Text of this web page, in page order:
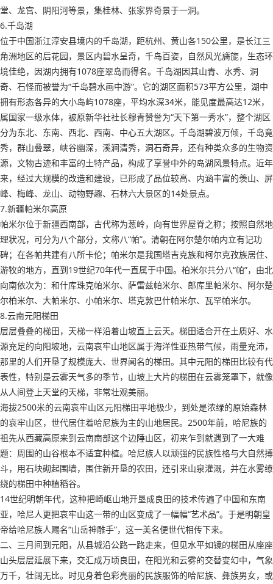
堂、龙宫、阴阳河等景，集桂林、张家界奇景于一洞。
6.千岛湖
位于中国浙江淳安县境内的千岛湖，距杭州、黄山各150公里，是长江三
角洲地区的后花园，景区内碧水呈奇，千岛百姿，自然风光旖旎，生态环
境佳绝，因湖内拥有1078座翠岛而得名。千岛湖因其山青、水秀、洞
奇、石怪而被誉为“千岛碧水画中游”。它的湖区面积573平方公里，湖中
拥有形态各异的大小岛屿1078座，平均水深34米，能见度最高达12米，
属国家一级水体，被原新华社社长穆青赞誉为“天下第一秀水”，整个湖区
分为东北、东南、西北、西南、中心五大湖区。千岛湖碧波万倾，千岛竟
秀，群山叠翠，峡谷幽深，溪涧清秀，洞石奇异，还有种类众多的生物资
源，文物古迹和丰富的土特产品，构成了享誉中外的岛湖风景特点。近年
来，经过大规模的改造和建设，已形成了品位较高、内涵丰富的羡山、屏
峰、梅峰、龙山、动物野趣、石林六大景区的14处景点。
7.新疆帕米尔高原
帕米尔位于新疆西南部，古代称为葱岭，向有世界屋脊之称；按照自然地
理状况，可分为八个部分，文称八“帕”。清朝在阿尔楚尔帕内立有记功
碑；在各帕共建有八所卡伦；帕米尔是我国塔吉克族和柯尔克孜族居住、
游牧的地方，直到19世纪70年代一直属于中国。柏米尔共分八“帕”，由北
向南依次为：和什库珠克帕米尔、萨雷兹帕米尔、郎库里帕米尔、阿尔楚
尔柏米尔、大帕米尔、小帕米尔、塔克敦巴什帕米尔、瓦罕帕米尔。
8.云南元阳梯田
层层叠叠的梯田，天梯一样沿着山坡直上云天。梯田适合开在土质好、水
源充足的向阳坡地，云南哀牢山地区属于海洋性亚热带气候，雨量充沛，
那里的人们开垦了规模庞大、世界闻名的梯田。其中元阳的梯田比较有代
表性，特别是云雾天气多的季节，山坡上大片的梯田在云雾笼罩下，就像
从人间登上天堂的天梯，非常壮观美丽。
海拔2500米的云南哀牢山区元阳梯田平地极少，到处是浓绿的原始森林
的哀牢山区，世代居住着哈尼族为主的山地居民。2500年前，哈尼族的
祖先从西藏高原来到云南南部这个边陲山区，初来乍到就遇到了一大难
题：周围的山谷根本不适宜种植。哈尼族人以顽强的民族性格与大自然搏
斗，用石块砌起围墙，围住新开垦的农田，还引来山泉灌溉，并在水雾缭
绕的梯田中种植稻谷。
14世纪明朝年代，这种把崎岖山地开垦成良田的技术传遍了中国和东南
亚，哈尼人更把哀牢山这一带的山区变成了一幅幅“艺术品”。于是明朝皇
帝给哈尼族人赐名“山岳神雕手”，这一美名便世代相传下来。
二、三月间到元阳，从县城沿公路一路走来，但见水平如镜的梯田从座座
山头层层延展下来，交汇成万顷良田，在阳光和云雾的交替变幻中，气象
万千，壮阔无比。时见身着色彩亮丽的民族服饰的哈尼族、彝族男女，或